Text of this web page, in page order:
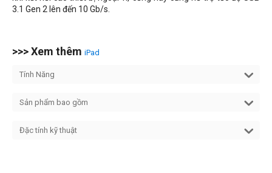
3.1 Gen 2 lên đến 10 Gb/s.
>>> Xem thêm iPad
Tính Năng
Sản phẩm bao gồm
Đặc tính kỹ thuật